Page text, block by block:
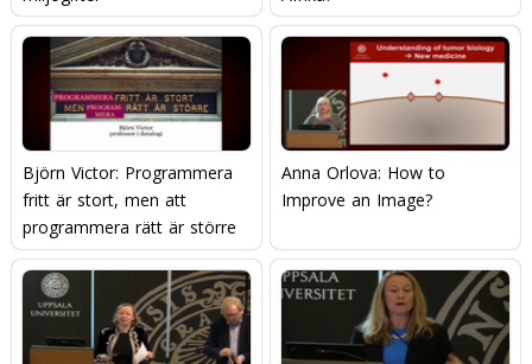
Björn Victor: Programmera
fritt är stort, men att
programmera rätt är större
Anna Orlova: How to
Improve an Image?